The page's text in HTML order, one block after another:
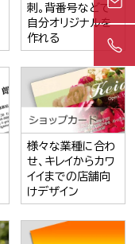
刺。背番号などで
自分オリジナルを
作れる
様々な業種に合わ
せ、キレイからカワ
イイまでの店舗向
けデザイン